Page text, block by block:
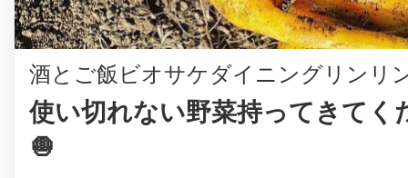
酒とご飯ビオサケダイニングリンリ
使い切れない野菜持ってきてく
🧅
お問い合わせ
プライバシーポ